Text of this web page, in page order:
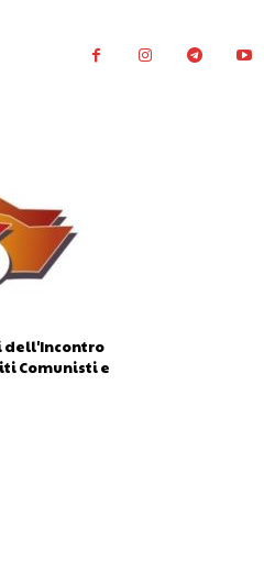
dell'Incontro
Comunisti e